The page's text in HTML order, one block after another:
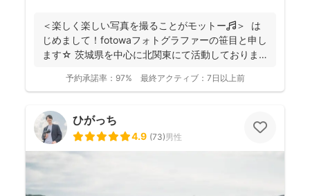
＜楽しく楽しい写真を撮ることがモットー🎵＞ は
じめまして！fotowaフォトグラファーの笹目と申し
ます☆ 茨城県を中心に北関東にて活動しておりま
予約承諾率： 97% 最終アクティブ： 7日以上前
ひがっち
4.9 (73)男性